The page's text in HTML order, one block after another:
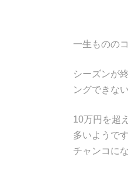
一生ものの
シーズンが
ングできな
10万円を超
多いようで
チャンコに